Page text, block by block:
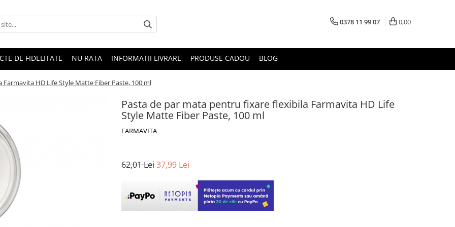
0378 11 99 07 0,00
DE FIDELITATE NU RATA INFORMATII LIVRARE PRODUSE CADOU BLOG
HD Life Style Matte Fiber Paste, 100 ml
Pasta de par mata pentru fixare flexibila Farmavita HD Life
Style Matte Fiber Paste, 100 ml
FARMAVITA
62,01 Lei37,99 Lei